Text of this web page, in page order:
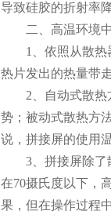
导致硅胶的折射率
二、高温环境
1、依照从散
热片发出的热量带
2、自动式散
势；被动式散热方
说，拼接屏的使用
3、拼接屏除了
在70摄氏度以下，
果，但在操作过程